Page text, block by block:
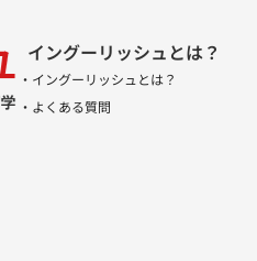
イングーリッシュとは？
・イングーリッシュとは？
・よくある質問